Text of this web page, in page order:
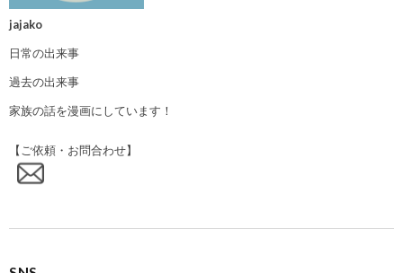
jajako
日常の出来事
過去の出来事
家族の話を漫画にしています！
【ご依頼・お問合わせ】